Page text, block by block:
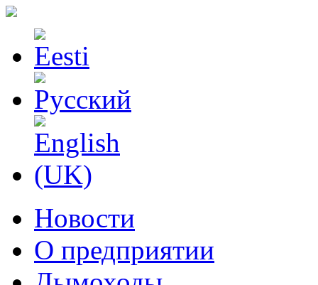
Новости
О предприятии